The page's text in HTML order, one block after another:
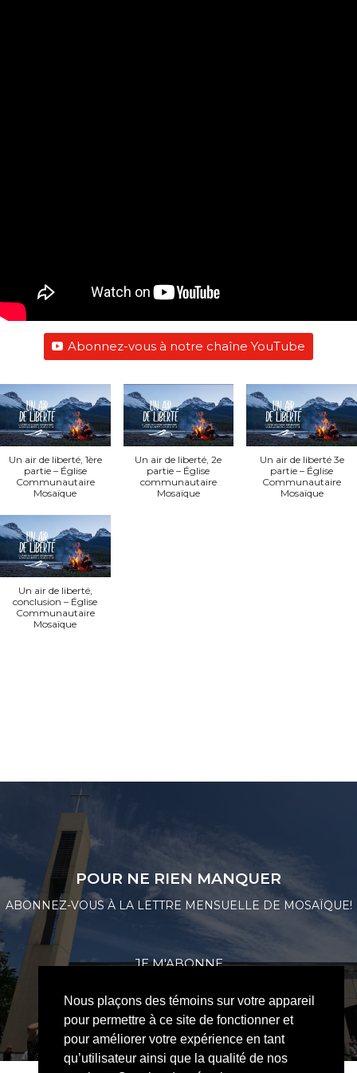
Abonnez-vous à notre chaîne YouTube
Un air de liberté, 1ère
partie – Église
Communautaire
Mosaïque
Un air de liberté, 2e
partie – Église
communautaire
Mosaïque
Un air de liberté 3e
partie – Église
Communautaire
Mosaïque
Un air de liberté,
conclusion – Église
Communautaire
Mosaïque
POUR NE RIEN MANQUER
ABONNEZ-VOUS À LA LETTRE MENSUELLE DE MOSAÏQUE!
JE M'ABONNE
Nous plaçons des témoins sur votre appareil
pour permettre à ce site de fonctionner et
pour améliorer votre expérience en tant
qu’utilisateur ainsi que la qualité de nos